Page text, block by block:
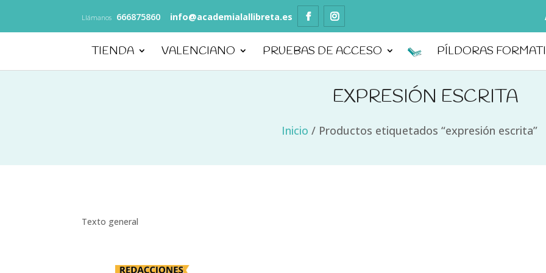
Llámanos 666875860 info@academialallibreta.es
TIENDA VALENCIANO PRUEBAS DE ACCESO PÍLDORAS
EXPRESIÓN ESCRITA
Inicio / Productos etiquetados “expresión escrita”
Texto general